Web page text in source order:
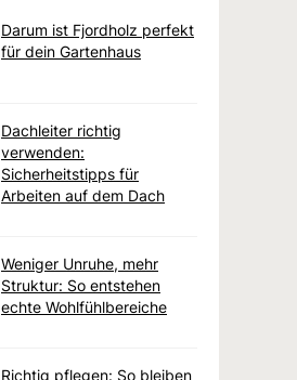
Darum ist Fjordholz perfekt
für dein Gartenhaus
Dachleiter richtig
verwenden:
Sicherheitstipps für
Arbeiten auf dem Dach
Weniger Unruhe, mehr
Struktur: So entstehen
echte Wohlfühlbereiche
Richtig pflegen: So bleiben